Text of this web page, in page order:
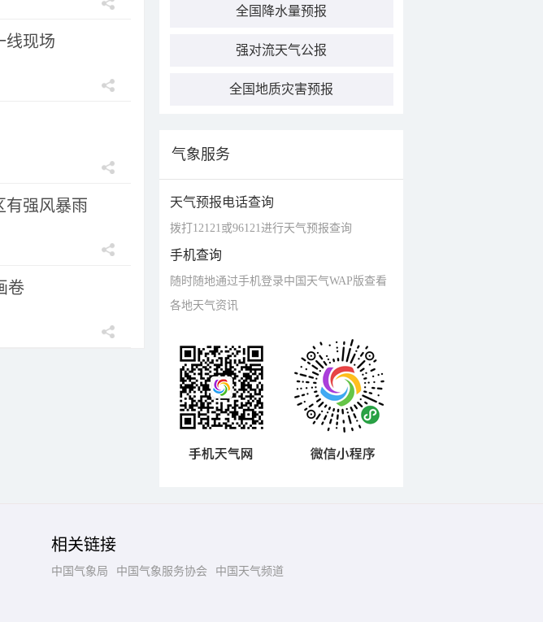
线现场
有强风暴雨
卷
全国降水量预报
强对流天气公报
全国地质灾害预报
气象服务
天气预报电话查询
拨打12121或96121进行天气预报查询
手机查询
随时随地通过手机登录中国天气WAP版查看
各地天气资讯
相关链接
中国气象局 中国气象服务协会 中国天气频道